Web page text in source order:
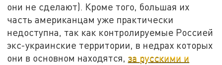
они не сделают). Кроме того, большая их
часть американцам уже практически
недоступна, так как контролируемые Россией
экс-украинские территории, в недрах которых
они в основном находятся,за русскими и